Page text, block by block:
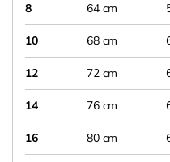
8 64 cm
10 68 cm
12 72 cm
14 76 cm
16 80 cm